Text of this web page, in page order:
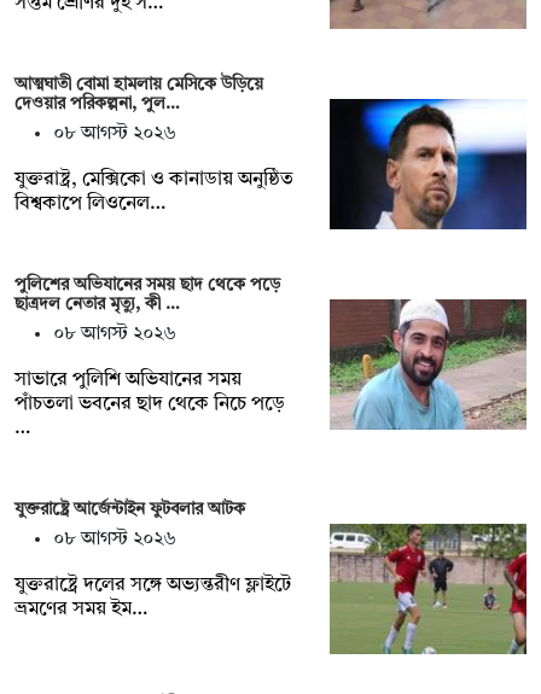
আত্মঘাতী বোমা হামলায় মেসিকে উড়িয়ে
দেওয়ার পরিকল্পনা, পুল…
০৮ আগস্ট ২০২৬
যুক্তরাষ্ট্র, মেক্সিকো ও কানাডায় অনুষ্ঠিত
বিশ্বকাপে লিওনেল…
পুলিশের অভিযানের সময় ছাদ থেকে পড়ে
ছাত্রদল নেতার মৃত্যু, কী …
০৮ আগস্ট ২০২৬
সাভারে পুলিশি অভিযানের সময়
পাঁচতলা ভবনের ছাদ থেকে নিচে পড়ে
…
যুক্তরাষ্ট্রে আর্জেন্টাইন ফুটবলার আটক
০৮ আগস্ট ২০২৬
যুক্তরাষ্ট্রে দলের সঙ্গে অভ্যন্তরীণ ফ্লাইটে
ভ্রমণের সময় ইম…